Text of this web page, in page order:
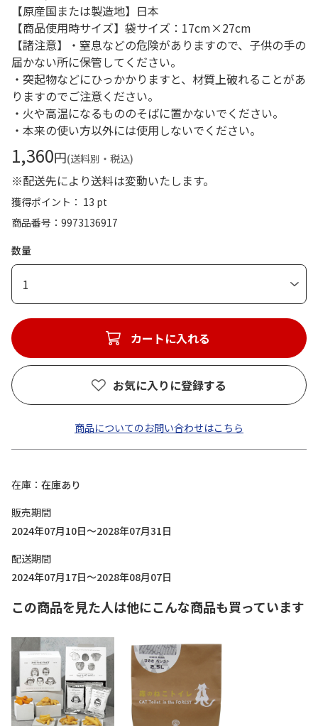
【原産国または製造地】日本
【商品使用時サイズ】袋サイズ：17cm×27cm
【諸注意】・窒息などの危険がありますので、子供の手の
届かない所に保管してください。
・突起物などにひっかかりますと、材質上破れることがあ
りますのでご注意ください。
・火や高温になるもののそばに置かないでください。
・本来の使い方以外には使用しないでください。
1,360円(送料別・税込)
※配送先により送料は変動いたします。
獲得ポイント： 13 pt
商品番号
9973136917
数量
1
カートに入れる
お気に入りに登録する
商品についてのお問い合わせはこちら
在庫
在庫あり
販売期間
2024年07月10日～2028年07月31日
配送期間
2024年07月17日～2028年08月07日
この商品を見た人は他にこんな商品も買っています